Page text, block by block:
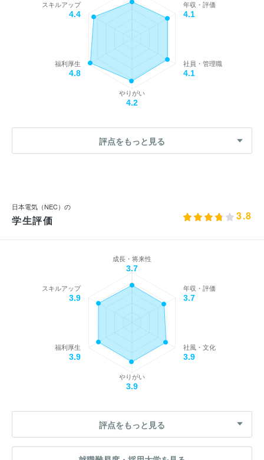
年収・評価
4.1
社員・管理職
4.1
やりがい
4.2
福利厚生
4.8
スキルアップ
4.4
評点をもっと見る
日本電気（NEC）の
学生評価 3.8
成長・将来性
3.7
年収・評価
3.7
社風・文化
3.9
やりがい
3.9
福利厚生
3.9
スキルアップ
3.9
評点をもっと見る